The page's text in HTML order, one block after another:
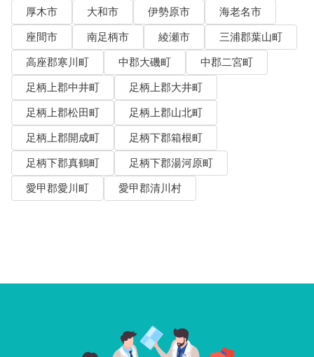
厚木市
大和市 伊勢原市
海老名市
座間市
南足柄市 綾瀬市
三浦郡葉山町
高座郡寒川町
中郡大磯町
中郡二宮町
足柄上郡中井町
足柄上郡大井町
足柄上郡松田町
足柄上郡山北町
足柄上郡開成町
足柄下郡箱根町
足柄下郡真鶴町
足柄下郡湯河原町
愛甲郡愛川町
愛甲郡清川村